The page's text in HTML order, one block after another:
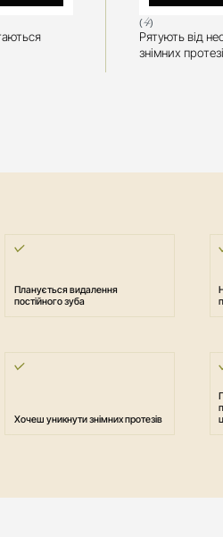
(4)
Рятують від
знімних
Планується видалення
постійного зуба
Хочеш уникнути знімних протезів